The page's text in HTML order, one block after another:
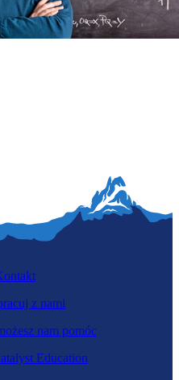
z nami
nam pomóc
Education